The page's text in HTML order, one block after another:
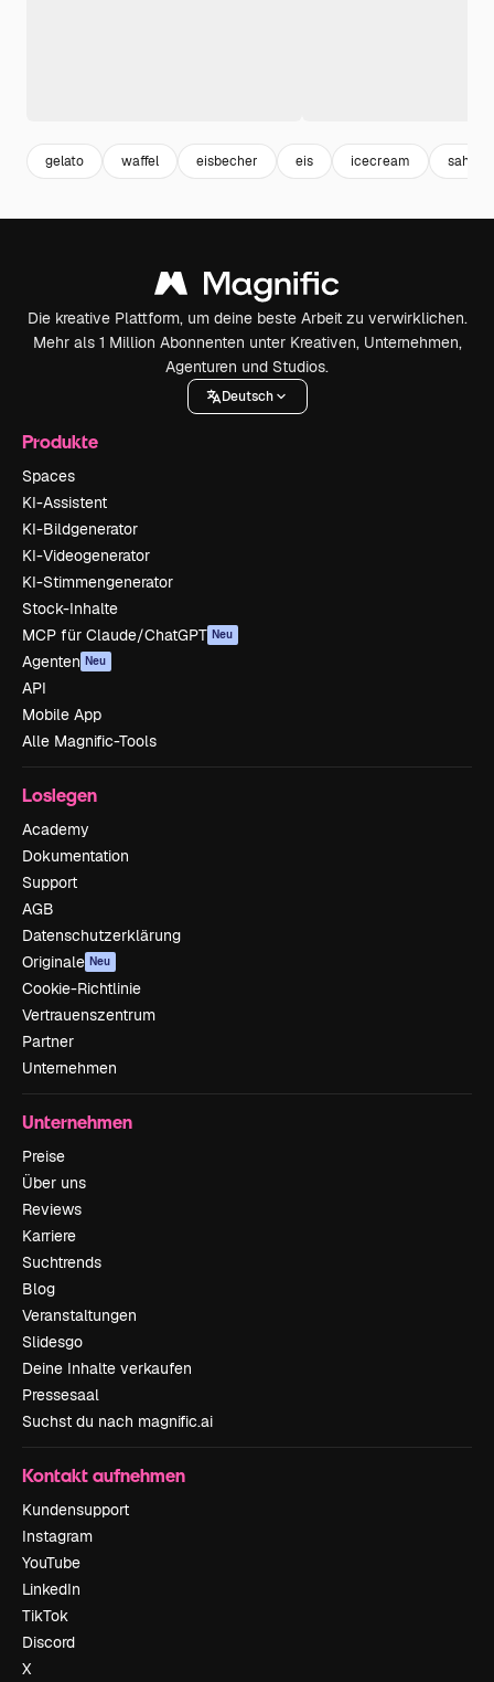
gelato waffel eisbecher eis icecream sahne
Die kreative Plattform, um deine beste Arbeit zu verwirklichen.
Mehr als 1 Million Abonnenten unter Kreativen, Unternehmen,
Agenturen und Studios.
Deutsch
Produkte
Spaces
KI-Assistent
KI-Bildgenerator
KI-Videogenerator
KI-Stimmengenerator
Stock-Inhalte
MCP für Claude/ChatGPT Neu
Agenten Neu
API
Mobile App
Alle Magnific-Tools
Loslegen
Academy
Dokumentation
Support
AGB
Datenschutzerklärung
Originale Neu
Cookie-Richtlinie
Vertrauenszentrum
Partner
Unternehmen
Unternehmen
Preise
Über uns
Reviews
Karriere
Suchtrends
Blog
Veranstaltungen
Slidesgo
Deine Inhalte verkaufen
Pressesaal
Suchst du nach magnific.ai
Kontakt aufnehmen
Kundensupport
Instagram
YouTube
LinkedIn
TikTok
Discord
X